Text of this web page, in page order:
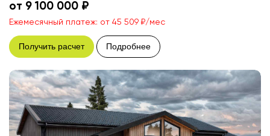
от 9 100 000 ₽
Ежемесячный платеж: от 45 509 ₽/мес
Получить расчет Подробнее